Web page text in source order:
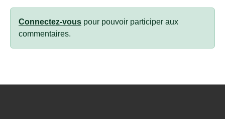
Connectez-vous pour pouvoir participer aux
commentaires.